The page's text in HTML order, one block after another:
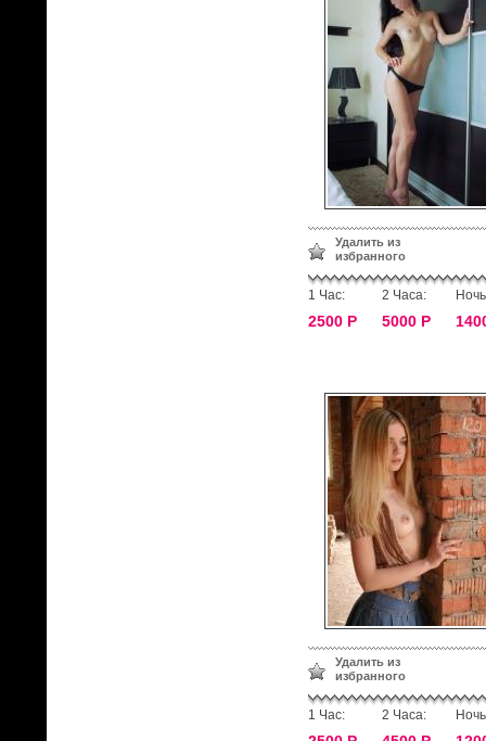
Удалить из
избранного
1 Час:
2500 Р
2 Часа:
5000 Р
Удалить из
избранного
1 Час: 2 Часа: